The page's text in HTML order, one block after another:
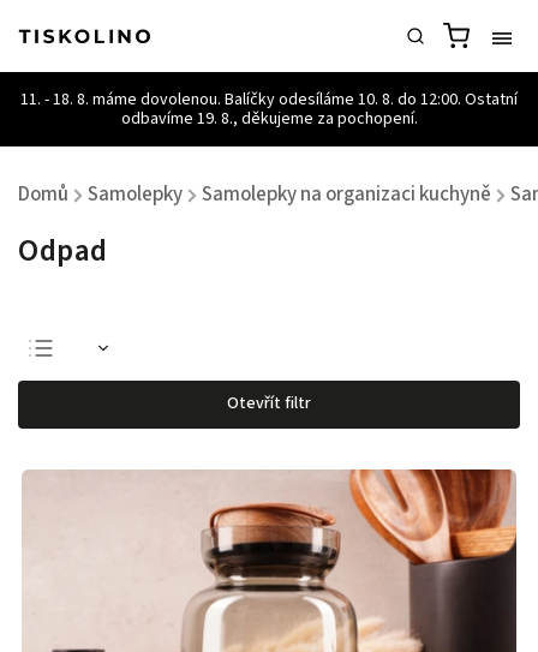
Domů / Samolepky / Samolepky na organizaci kuchyně /
Odpad
Otevřít filtr